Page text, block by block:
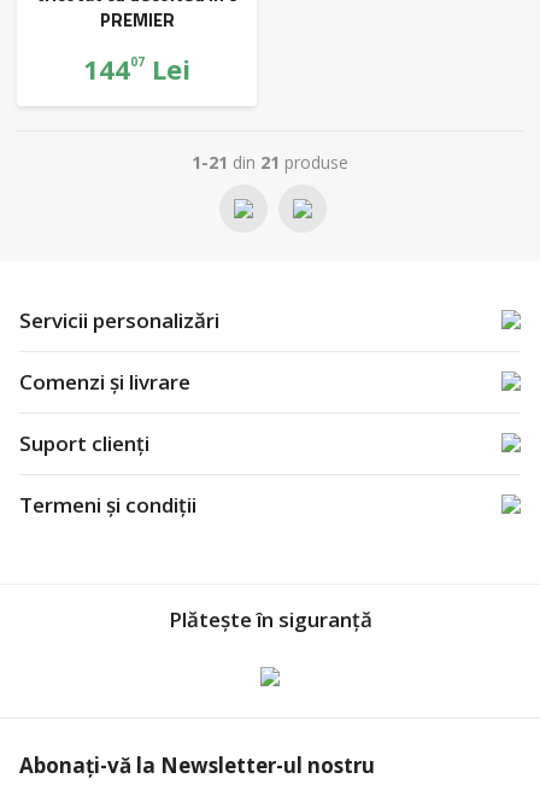
PREMIER
14407 Lei
1-21 din 21 produse
Servicii personalizări
Comenzi și livrare
Suport clienți
Termeni și condiții
Plătește în siguranță
Abonați-vă la Newsletter-ul nostru